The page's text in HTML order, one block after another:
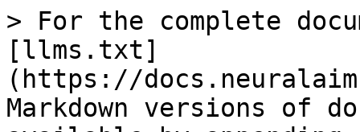
> For the complete
[llms.txt]
(https://
Markdown versions of